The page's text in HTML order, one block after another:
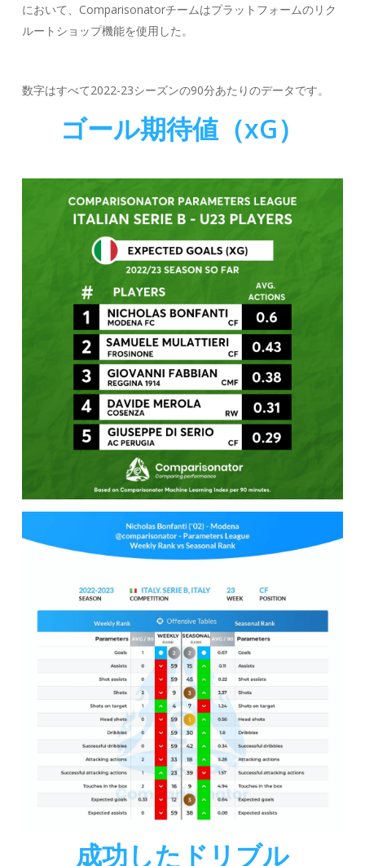
において、Comparisonatorチームはプラットフォームのリク
ルートショップ機能を使用した。
数字はすべて2022-23シーズンの90分あたりのデータです。
ゴール期待値（xG）
成功したドリブル